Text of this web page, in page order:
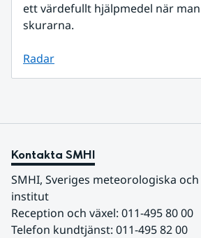
ett värdefullt hjälpmedel när
skurarna.
Radar
Kontakta SMHI
SMHI, Sveriges meteorologiska
institut
Reception och växel: 011-495 80 00
Telefon kundtjänst: 011-495 82 00